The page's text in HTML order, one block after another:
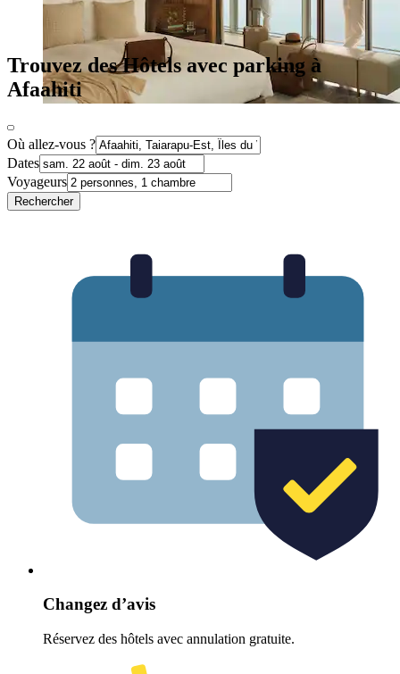
Trouvez des Hôtels avec parking à
Afaahiti
Où allez-vous ?
Dates
Voyageurs
Rechercher
Changez d’avis
Réservez des hôtels avec annulation gratuite.